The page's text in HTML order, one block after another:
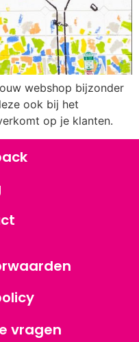
webshop bijzonder
ook bij het
op je klanten.
vragen